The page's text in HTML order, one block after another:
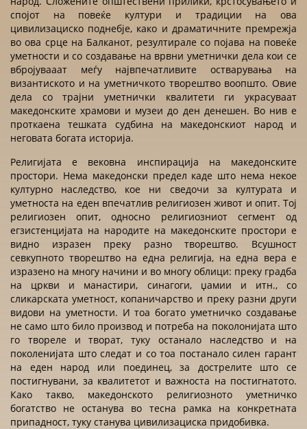
спојот на повеќе култури и традиции на ова
цивилизациско поднебје, како и драматичните премрежја
во ова срце на Балканот, резултирале со појава на повеќе
уметности и со создавање на врвни уметнички дела кои се
вбројувааат меѓу највпечатливите остварувања на
византиското и на уметничкото творештво воопшто. Овие
дела со трајни уметнички квалитети ги украсуваат
македонските храмови и музеи до ден денешен. Во нив е
проткаена тешката судбина на македонскиот народ и
неговата богата историја.
Религијата е вековна инспирација на македонските
простори. Нема македонски предел каде што нема некое
културно наследство, кое ни сведочи за културата и
уметноста на еден впечатлив религиозен живот и опит. Тој
религиозен опит, односно религиозниот сегмент од
егзистенцијата на народите на македонските простори е
видно изразен преку разно творештво. Всушност
севкупното творештво на една религија, на една вера е
изразено на многу начини и во многу облици: преку градба
на цркви и манастири, синагоги, џамии и итн., со
сликарската уметност, копаничарство и преку разни други
видови на уметности. И тоа богато уметничко создавање
не само што било производ и потреба на поколонијата што
го твореле и творат, туку останало наследство и на
поколенијата што следат и со тоа постанало силен гарант
на еден народ или поединец, за дострелите што се
постигнувани, за квалитетот и важноста на постигнатото.
Како такво, македонското религиозното уметничко
богатство не останува во тесна рамка на конкретната
припадност, туку станува цивилизациска придобивка.